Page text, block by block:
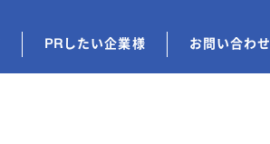
PRしたい企業様 お問い合わせ